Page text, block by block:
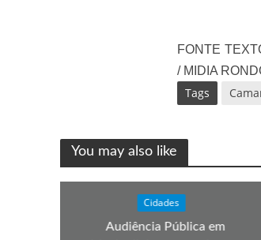
FONTE
/ MIDIA
Tags
You may also like
Cidades
Audiência Pública em